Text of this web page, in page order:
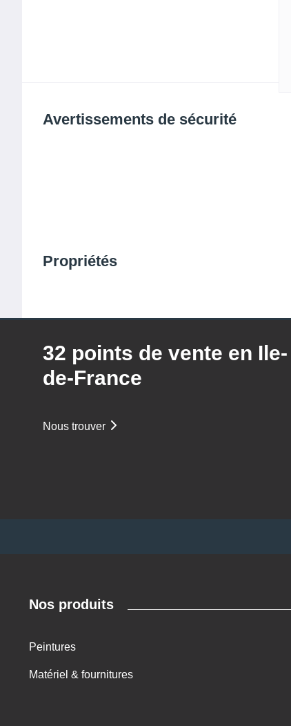
Avertissements de sécurité
Propriétés
32 points de vente en Ile-
de-France
Nous trouver
Nos produits
Peintures
Matériel & fournitures